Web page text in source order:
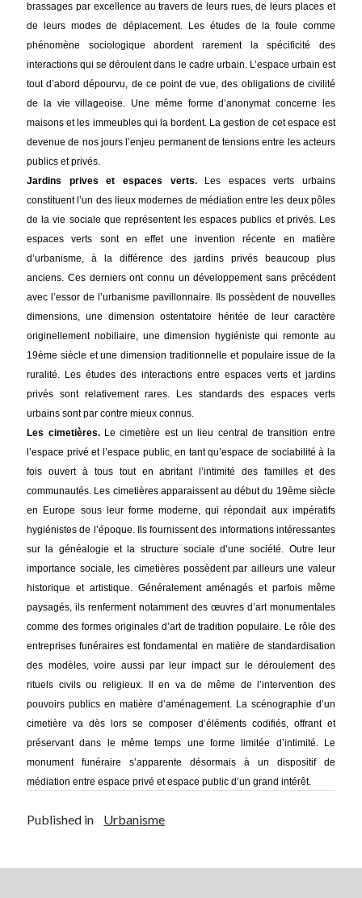
brassages par excellence au travers de leurs rues, de leurs places et
de leurs modes de déplacement. Les études de la foule comme
phénomène sociologique abordent rarement la spécificité des
interactions qui se déroulent dans le cadre urbain. L’espace urbain est
tout d’abord dépourvu, de ce point de vue, des obligations de civilité
de la vie villageoise. Une même forme d’anonymat concerne les
maisons et les immeubles qui la bordent. La gestion de cet espace est
devenue de nos jours l’enjeu permanent de tensions entre les acteurs
publics et privés.
Jardins prives et espaces verts.
Les espaces verts urbains
constituent l’un des lieux modernes de médiation entre les deux pôles
de la vie sociale que représentent les espaces publics et privés. Les
espaces verts sont en effet une invention récente en matière
d’urbanisme, à la différence des jardins privés beaucoup plus
anciens. Ces derniers ont connu un développement sans précédent
avec l’essor de l’urbanisme pavillonnaire. Ils possèdent de nouvelles
dimensions, une dimension ostentatoire héritée de leur caractère
originellement nobiliaire, une dimension hygiéniste qui remonte au
19ème siècle et une dimension traditionnelle et populaire issue de la
ruralité. Les études des interactions entre espaces verts et jardins
privés sont relativement rares. Les standards des espaces verts
urbains sont par contre mieux connus.
Les cimetières. Le cimetière est un lieu central de transition entre
l’espace privé et l’espace public, en tant qu’espace de sociabilité à la
fois ouvert à tous tout en abritant l’intimité des familles et des
communautés. Les cimetières apparaissent au début du 19ème siècle
en Europe sous leur forme moderne, qui répondait aux impératifs
hygiénistes de l’époque. Ils fournissent des informations intéressantes
sur la généalogie et la structure sociale d’une société. Outre leur
importance sociale, les cimetières possèdent par ailleurs une valeur
historique et artistique. Généralement aménagés et parfois même
paysagés, ils renferment notamment des œuvres d’art monumentales
comme des formes originales d’art de tradition populaire. Le rôle des
entreprises funéraires est fondamental en matière de standardisation
des modèles, voire aussi par leur impact sur le déroulement des
rituels civils ou religieux. Il en va de même de l’intervention des
pouvoirs publics en matière d’aménagement. La scénographie d’un
cimetière va dès lors se composer d’éléments codifiés, offrant et
préservant dans le même temps une forme limitée d’intimité. Le
monument funéraire s’apparente désormais à un dispositif de
médiation entre espace privé et espace public d’un grand intérêt.
Published in Urbanisme